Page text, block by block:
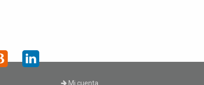
Mi cuenta